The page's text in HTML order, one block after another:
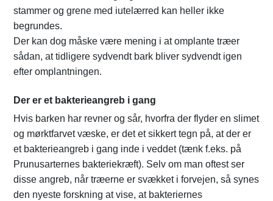
stammer og grene med iutelærred kan heller ikke
begrundes.
Der kan dog måske være mening i at omplante træer
sådan, at tidligere sydvendt bark bliver sydvendt igen
efter omplantningen.
Der er et bakterieangreb i gang
Hvis barken har revner og sår, hvorfra der flyder en slimet
og mørktfarvet væske, er det et sikkert tegn på, at der er
et bakterieangreb i gang inde i veddet (tænk f.eks. på
Prunusarternes bakteriekræft). Selv om man oftest ser
disse angreb, når træerne er svækket i forvejen, så synes
den nyeste forskning at vise, at bakteriernes